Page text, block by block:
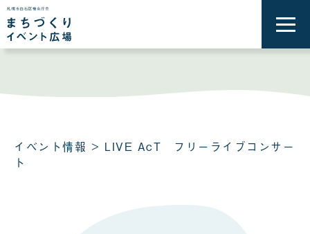
ニ
イベント情報 > LIVE AcT フリーライブコンサー
ト